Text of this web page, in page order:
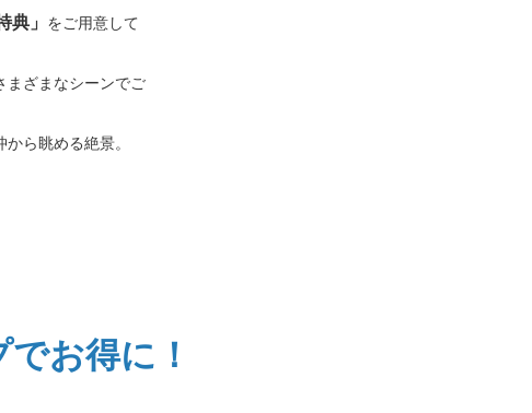
典」 をご用意して
まざまなシーンでご
ら眺める絶景。
お得に！